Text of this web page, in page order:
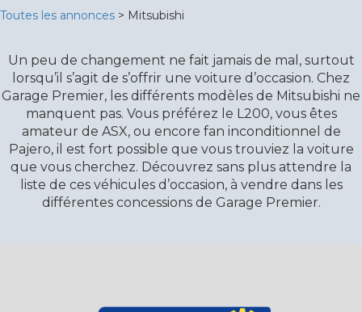
Toutes les annonces > Mitsubishi
Un peu de changement ne fait jamais de mal, surtout
lorsqu’il s’agit de s’offrir une voiture d’occasion. Chez
Garage Premier, les différents modèles de Mitsubishi ne
manquent pas. Vous préférez le L200, vous êtes
amateur de ASX, ou encore fan inconditionnel de
Pajero, il est fort possible que vous trouviez la voiture
que vous cherchez. Découvrez sans plus attendre la
liste de ces véhicules d’occasion, à vendre dans les
différentes concessions de Garage Premier.